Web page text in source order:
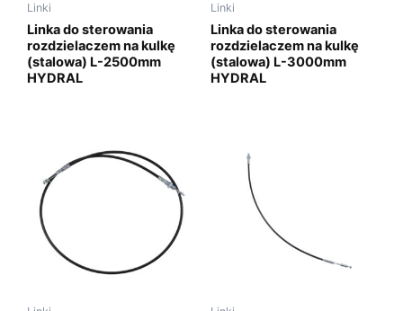
Linki
Linka do sterowania
rozdzielaczem na kulkę
(stalowa) L-2500mm
HYDRAL
Linki
Linka do sterowania
rozdzielaczem na kulkę
(stalowa) L-3000mm
HYDRAL